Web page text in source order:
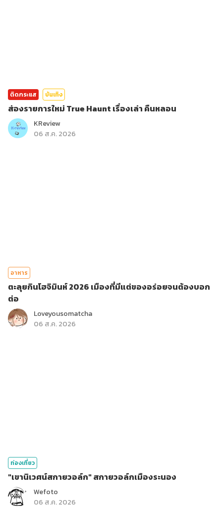
ติดกระแส บันเทิง
ส่องรายการใหม่ True Haunt เรื่องเล่า คืนหลอน
KReview
06 ส.ค. 2026
อาหาร
ตะลุยกินโฮจิมินห์ 2026 เมืองที่มีแต่ของอร่อยจนต้องบอก
ต่อ
Loveyousomatcha
06 ส.ค. 2026
ท่องเที่ยว
"เขานิเวศน์สกายวอล์ก" สกายวอล์กเมืองระนอง
Wefoto
06 ส.ค. 2026